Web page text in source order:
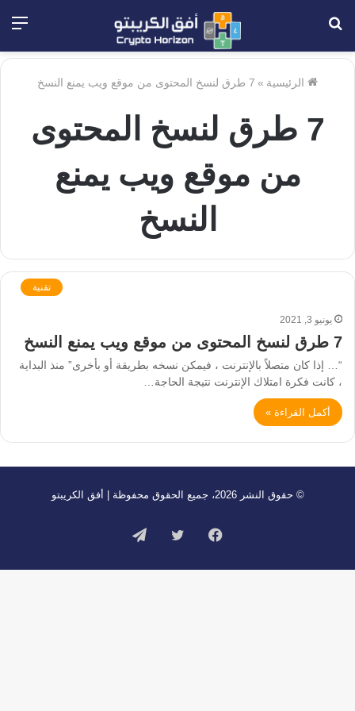
الرئيسية » 7 طرق لنسخ المحتوى من موقع ويب يمنع النسخ
7 طرق لنسخ المحتوى
من موقع ويب يمنع
النسخ
تقنية
يونيو 3, 2021
7 طرق لنسخ المحتوى من موقع ويب يمنع النسخ
“… إذا كان متصلاً بالإنترنت ، فيمكن نسخه بطريقة أو بأخرى” منذ البداية
، كانت فكرة امتلاك الإنترنت نتيجة الحاجة…
أكمل القراءة »
© حقوق النشر 2026، جميع الحقوق محفوظة | أفق الكريبتو
فيسبوك تويتر تيلقرام